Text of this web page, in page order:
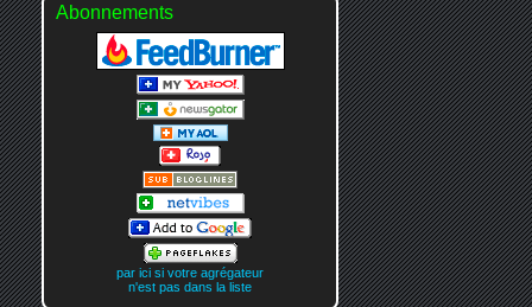
Abonnements
par ici si votre agrégateur
n'est pas dans la liste